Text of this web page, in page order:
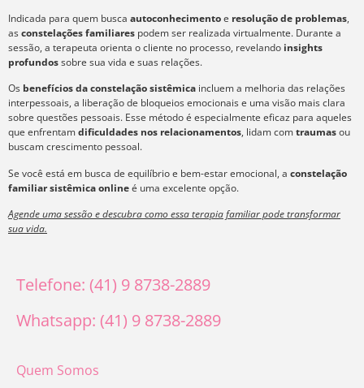
Indicada para quem busca autoconhecimentoe resolução de problemas,
asconstelações familiares podem ser realizada virtualmente. Durante a
sessão, a terapeuta orienta o cliente no processo, revelando insights
profundossobre sua vida e suas relações.
Os benefícios da constelação sistêmica incluem a melhoria das relações
interpessoais, a liberação de bloqueios emocionais e uma visão mais clara
sobre questões pessoais. Esse método é especialmente eficaz para aqueles
que enfrentamdificuldades nos relacionamentos, lidam comtraumasou
buscam crescimento pessoal.
Se você está em busca de equilíbrio e bem-estar emocional, a constelação
familiar sistêmica onlineé uma excelente opção.
Agende uma sessão e descubra como essa terapia familiar pode transformar
sua vida.
Telefone: (41) 9 8738-2889
Whatsapp: (41) 9 8738-2889
Quem Somos